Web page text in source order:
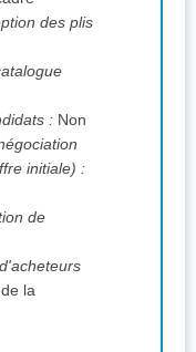
des plis
: Non
sur la base de l'offre initiale) :
de
la